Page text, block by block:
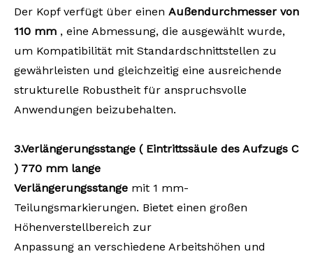
Der Kopf verfügt über einen Außendurchmesser von
110 mm , eine Abmessung, die ausgewählt wurde,
um Kompatibilität mit Standardschnittstellen zu
gewährleisten und gleichzeitig eine ausreichende
strukturelle Robustheit für anspruchsvolle
Anwendungen beizubehalten.
3.Verlängerungsstange ( Eintrittssäule des Aufzugs C
) 770 mm lange
Verlängerungsstange mit 1 mm-
Teilungsmarkierungen. Bietet einen großen
Höhenverstellbereich zur
Anpassung an verschiedene Arbeitshöhen und